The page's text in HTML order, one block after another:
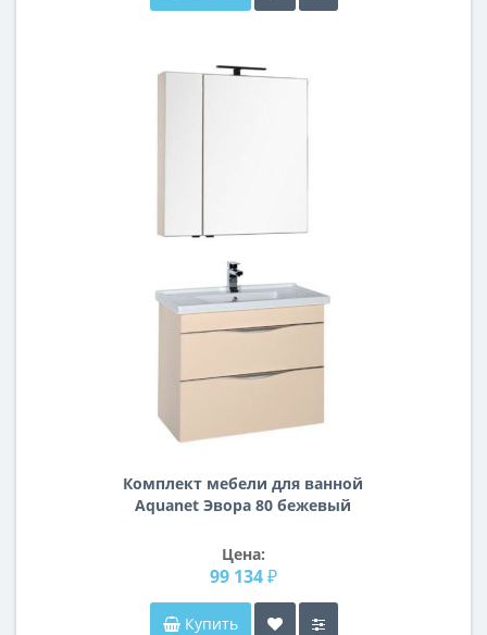
Комплект мебели для ванной
Aquanet Эвора 80 бежевый
Цена:
99 134 ₽
Купить